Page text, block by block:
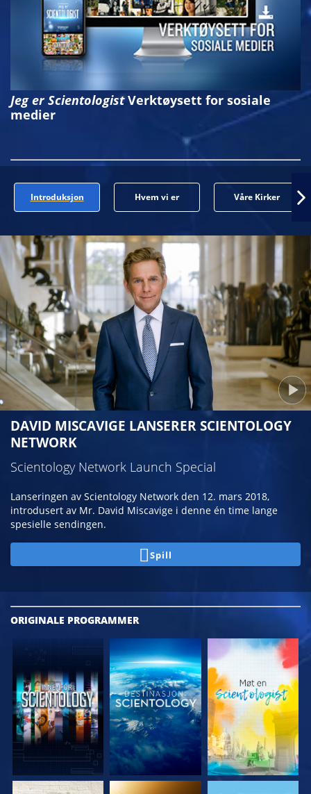
Jeg er ScientologistVerktøysett for sosiale
medier
Introduksjon Hvem vi er Våre Kirker
DAVID MISCAVIGE LANSERER SCIENTOLOGY
NETWORK
Scientology Network Launch Special
Lanseringen av Scientology Network den 12. mars 2018,
introdusert av Mr. David Miscavige i denne én time lange
spesielle sendingen.
Spill
ORIGINALE PROGRAMMER